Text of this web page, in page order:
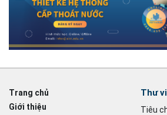
Trang chủ
Giới thiệu
Thư
Tiêu